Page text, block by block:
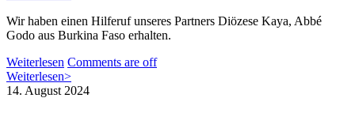
Wir haben einen Hilferuf unseres Partners Diözese Kaya, Abbé
Godo aus Burkina Faso erhalten.
Weiterlesen Comments are off
Weiterlesen>
14. August 2024